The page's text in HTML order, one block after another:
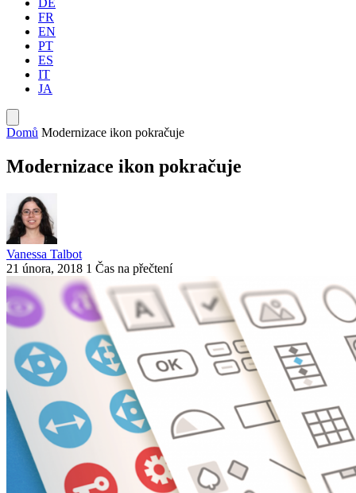
DE
FR
EN
PT
ES
IT
JA
Domů Modernizace ikon pokračuje
Modernizace ikon pokračuje
Vanessa Talbot
21 února, 2018 1 Čas na přečtení